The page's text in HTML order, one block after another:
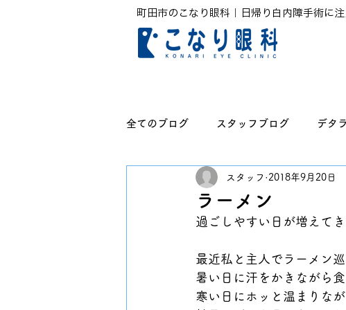
町田市のこなり眼科｜日帰り白内障手術に注
全てのブログ スタッフブログ デタ
無題のカテゴリー
ラーメン
スタッフ 2018年9月20日
過ごしやすい日が増えてき
最近私と主人でラーメン
暑い日に汗をかきながら
寒い日にホッと温まりな